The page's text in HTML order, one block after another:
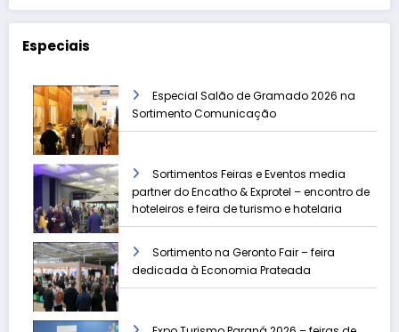
Especiais
Especial Salão de Gramado 2026 na
Sortimento Comunicação
Sortimentos Feiras e Eventos media
partner do Encatho & Exprotel – encontro de
hoteleiros e feira de turismo e hotelaria
Sortimento na Geronto Fair – feira
dedicada à Economia Prateada